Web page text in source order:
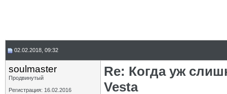
02.02.2018, 09:32
soulmaster
Продвинутый
Регистрация: 16.02.2016
Re: Когда уж
Vesta